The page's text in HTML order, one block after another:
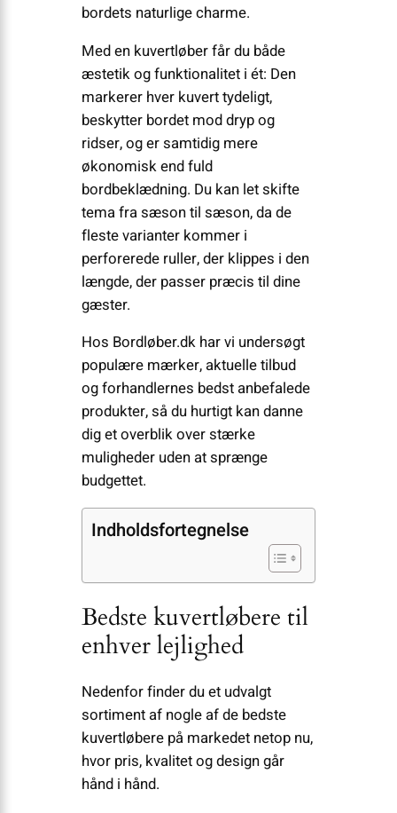
bordets naturlige charme.
Med en kuvertløber får du både
æstetik og funktionalitet i ét: Den
markerer hver kuvert tydeligt,
beskytter bordet mod dryp og
ridser, og er samtidig mere
økonomisk end fuld
bordbeklædning. Du kan let skifte
tema fra sæson til sæson, da de
fleste varianter kommer i
perforerede ruller, der klippes i den
længde, der passer præcis til dine
gæster.
Hos Bordløber.dk har vi undersøgt
populære mærker, aktuelle tilbud
og forhandlernes bedst anbefalede
produkter, så du hurtigt kan danne
dig et overblik over stærke
muligheder uden at sprænge
budgettet.
Indholdsfortegnelse
Bedste kuvertløbere til
enhver lejlighed
Nedenfor finder du et udvalgt
sortiment af nogle af de bedste
kuvertløbere på markedet netop nu,
hvor pris, kvalitet og design går
hånd i hånd.